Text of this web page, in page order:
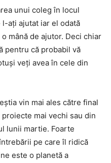
unui coleg în locul
ați ajutat iar el odată
mână de ajutor. Deci chiar
pentru că probabil vă
veți avea în cele din
vin mai ales către final
mai vechi sau din
lunii martie. Foarte
pe care îl ridică
este o planetă a